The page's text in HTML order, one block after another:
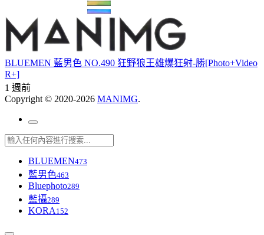
BLUEMEN 藍男色 NO.490 狂野狼王雄爆狂射-勝[Photo+Video
R+]
1 週前
Copyright © 2020-2026 MANIMG.
BLUEMEN473
藍男色463
Bluephoto289
藍攝289
KORA 152